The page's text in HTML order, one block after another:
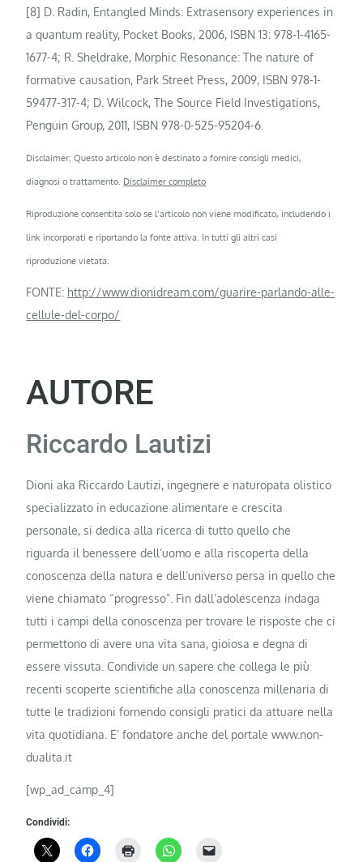
[8] D. Radin, Entangled Minds: Extrasensory experiences in
a quantum reality, Pocket Books, 2006, ISBN 13: 978-1-4165-
1677-4; R. Sheldrake, Morphic Resonance: The nature of
formative causation, Park Street Press, 2009, ISBN 978-1-
59477-317-4; D. Wilcock, The Source Field Investigations,
Penguin Group, 2011, ISBN 978-0-525-95204-6.
Disclaimer: Questo articolo non è destinato a fornire consigli medici,
diagnosi o trattamento. Disclaimer completo
Riproduzione consentita solo se l’articolo non viene modificato, includendo i
link incorporati e riportando la fonte attiva. In tutti gli altri casi
riproduzione vietata.
FONTE: http://www.dionidream.com/guarire-parlando-alle-
cellule-del-corpo/
AUTORE
Riccardo Lautizi
Dioni aka Riccardo Lautizi, ingegnere e naturopata olistico
specializzato in educazione alimentare e crescita
personale, si dedica alla ricerca di tutto quello che
riguarda il benessere dell’uomo e alla riscoperta della
conoscenza della natura e dell’universo persa in quello che
viene chiamato “progresso”. Fin dall’adolescenza indaga
tutti i campi della conoscenza per trovare le risposte che ci
permettono di avere una vita sana, gioiosa e degna di
essere vissuta. Condivide un sapere che collega le più
recenti scoperte scientifiche alla conoscenza millenaria di
tutte le tradizioni fornendo consigli pratici da attuare nella
vita quotidiana. E’ fondatore anche del portale www.non-
dualita.it
[wp_ad_camp_4]
Condividi: